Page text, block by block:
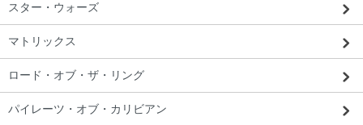
スター・ウォーズ
マトリックス
ロード・オブ・ザ・リング
パイレーツ・オブ・カリビアン